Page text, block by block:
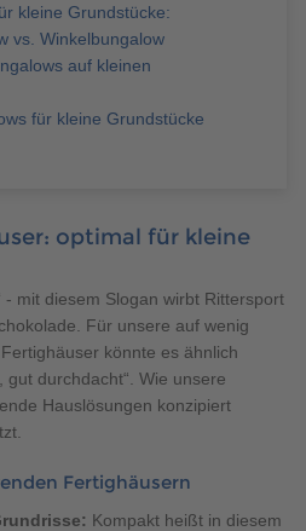
kleine Grundstücke:
vs. Winkelbungalow
auf kleinen
für kleine Grundstücke
optimal für kleine
- mit diesem Slogan wirbt Rittersport
Für unsere auf wenig
könnte es ähnlich
gut durchdacht“. Wie unsere
Hauslösungen konzipiert
Fertighäusern
Kompakt heißt in diesem